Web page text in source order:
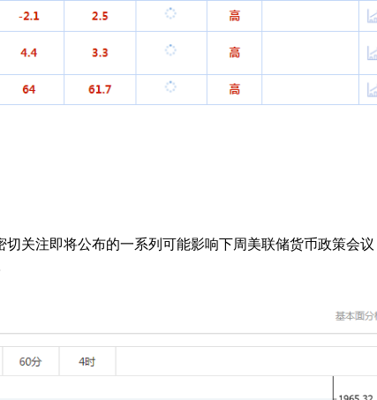
关注即将公布的一系列可能影响下周美联储货币政策会议